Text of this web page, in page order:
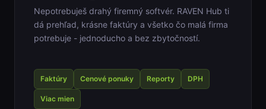
Nepotrebuješ drahý firemný softvér. RAVEN Hub ti
dá prehľad, krásne faktúry a všetko čo malá firma
potrebuje - jednoducho a bez zbytočností.
Faktúry Cenové ponuky Reporty DPH
Viac mien